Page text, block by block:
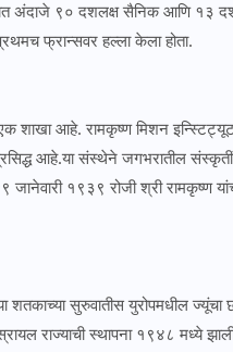
अंदाजे ९० दशलक्ष सैनिक आणि १३
फ्रान्सवर हल्ला केला होता.
शाखा आहे. रामकृष्ण मिशन
आहे.या संस्थेने जगभरातील
१९३९ रोजी श्री रामकृष्ण
सुरुवातीस युरोपमधील ज्यूंचा
राज्याची स्थापना १९४८ मध्ये